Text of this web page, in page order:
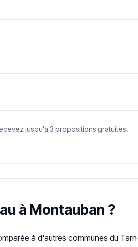
jusqu'à 3 propositions gratuites.
à Montauban ?
à d'autres communes du